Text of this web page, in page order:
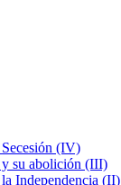
(IV)
y su abolición (III)
Independencia (II)